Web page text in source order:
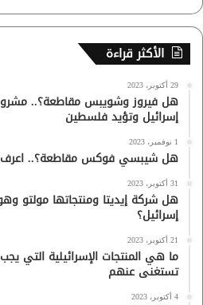
الأكثر قراءة
29 أكتوبر، 2023
هل فيروز وشويبس مقاطعة؟..
إسرائيل وتؤيد فلسطين
1 نوفمبر، 2023
هل شيبسي فوكس مقاطعة؟.. اعرف
31 أكتوبر، 2023
هل شركة إيديتا ومنتجاتها مولتو
إسرائيل؟
21 أكتوبر، 2023
تستغنى عنهم
4 أكتوبر، 2023